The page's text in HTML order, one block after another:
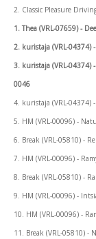
2. Classic Pleasure
1. Thea (VRL-07659) -
2. kuristaja (VRL-04374) -
3. kuristaja (VRL-04374)
0046
4. kuristaja (VRL-04374)
5. HM (VRL-00096) -
6. Break (VRL-05810) -
7. HM (VRL-00096) -
8. Break (VRL-05810) -
9. HM (VRL-00096) -
10. HM (VRL-00096) -
11. Break (VRL-05810) -